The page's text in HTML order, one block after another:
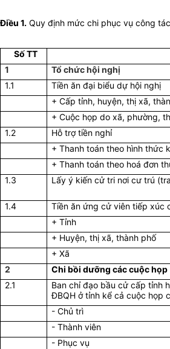
Điều 1. Quy định mức chi phục vụ công
Số TT
1
Tổ chức hội nghị
1.1
Tiền ăn đại biểu dự hội nghị
+ Cấp tỉnh, huyện, thị xã,
+ Cuộc họp do xã, phường,
1.2
Hỗ trợ tiền nghỉ
+ Thanh toán theo hình thức
+ Thanh toán theo hoá đơn
1.3
Lấy ý kiến cử tri nơi cư trú
1.4
Tiền ăn ứng cử viên tiếp xúc
+ Tỉnh
+ Huyện, thị xã, thành phố
+ Xã
2
Chi bồi dưỡng các cuộc họp
2.1
Ban chỉ đạo bầu cử cấp tỉnh
ĐBQH ở tỉnh kể cả cuộc họp
- Chủ trì
- Thành viên
- Phục vụ